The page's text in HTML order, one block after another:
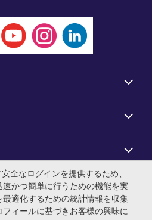
全なログインを提供するため、
かつ簡単に行うための機能を実
適化するための統計情報を収集
ィールに基づきお客様の興味に